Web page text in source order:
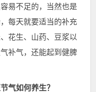
易不足的，当然也是
每天就要适当的补充
花生、山药、豆浆以
补气，还能起到健脾
气如何养生？